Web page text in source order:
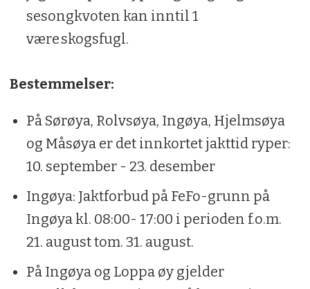
sesongkvoten kan inntil 1
være skogsfugl.
Bestemmelser:
På Sørøya, Rolvsøya, Ingøya, Hjelmsøya
og Måsøya er det innkortet jakttid ryper:
10. september - 23. desember
Ingøya: Jaktforbud på FeFo-grunn på
Ingøya kl. 08:00- 17:00 i perioden f.o.m.
21. august tom. 31. august.
På Ingøya og Loppa øy gjelder